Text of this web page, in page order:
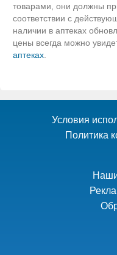
товарами, они должны
соответствии с
наличии в аптеках
цены всегда можно
аптеках.
Условия
Политика